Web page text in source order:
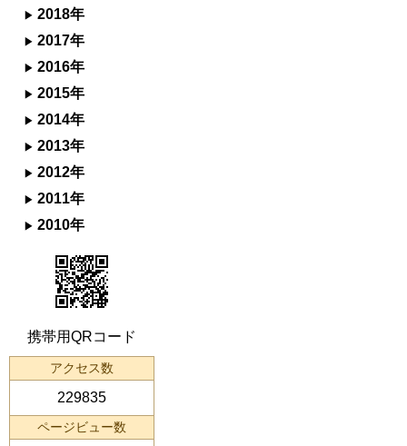
2018年
2017年
2016年
2015年
2014年
2013年
2012年
2011年
2010年
携帯用QRコード
アクセス数
229835
ページビュー数